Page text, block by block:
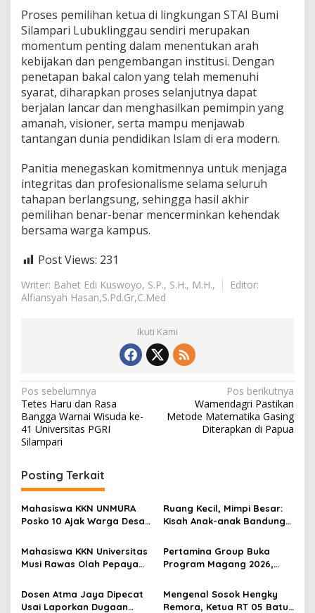
Proses pemilihan ketua di lingkungan STAI Bumi
Silampari Lubuklinggau sendiri merupakan
momentum penting dalam menentukan arah
kebijakan dan pengembangan institusi. Dengan
penetapan bakal calon yang telah memenuhi
syarat, diharapkan proses selanjutnya dapat
berjalan lancar dan menghasilkan pemimpin yang
amanah, visioner, serta mampu menjawab
tantangan dunia pendidikan Islam di era modern.
Panitia menegaskan komitmennya untuk menjaga
integritas dan profesionalisme selama seluruh
tahapan berlangsung, sehingga hasil akhir
pemilihan benar-benar mencerminkan kehendak
bersama warga kampus.
Post Views: 231
Writer: Bahet Edi Kuswoyo, S.P., S.H., M.H.,
Editor:
Alfiansyah Hasan,S.Pd.Gr,C.Med
Ikuti Kami
N
a
v
i
g
a
s
i
p
o
s
Pos sebelumnya
Tetes Haru dan Rasa
Bangga Warnai Wisuda ke-
41 Universitas PGRI
Silampari
Pos berikutnya
Wamendagri Pastikan
Metode Matematika Gasing
Diterapkan di Papua
Posting Terkait
Mahasiswa KKN UNMURA
Posko 10 Ajak Warga Desa
Digital
Ruang Kecil, Mimpi Besar:
Kisah Anak-anak Bandung
Lewat Literasi
Mahasiswa KKN Universitas
Musi Rawas Olah Pepaya
Jual Tinggi, Dorong UMKM
Desa Air Satan
Pertamina Group Buka
Program Magang 2026,
Posisi bagi Fresh Graduate
Dosen Atma Jaya Dipecat
Usai Laporkan Dugaan
Mengenal Sosok Hengky
Remora, Ketua RT 05 Batu